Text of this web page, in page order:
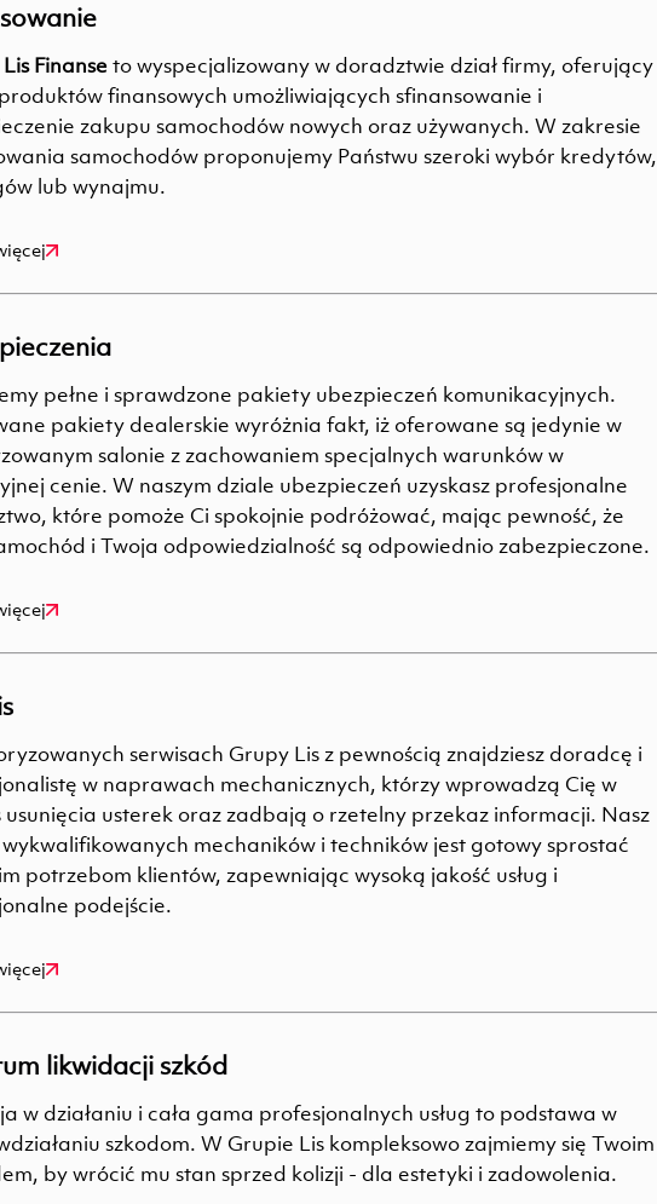
Finanseto wyspecjalizowany w doradztwie dział firmy, oferujący
finansowych umożliwiających sfinansowanie i
zakupu samochodów nowych oraz używanych. W zakresie
samochodów proponujemy Państwu szeroki wybór kredytów,
lub wynajmu.
pełne i sprawdzone pakiety ubezpieczeń komunikacyjnych.
pakiety dealerskie wyróżnia fakt, iż oferowane są jedynie w
salonie z zachowaniem specjalnych warunków w
cenie. W naszym dziale ubezpieczeń uzyskasz profesjonalne
które pomoże Ci spokojnie podróżować, mając pewność, że
i Twoja odpowiedzialność są odpowiednio zabezpieczone.
serwisach Grupy Lis z pewnością znajdziesz doradcę i
w naprawach mechanicznych, którzy wprowadzą Cię w
usunięcia usterek oraz zadbają o rzetelny przekaz informacji. Nasz
wykwalifikowanych mechaników i techników jest gotowy sprostać
potrzebom klientów, zapewniając wysoką jakość usług i
podejście.
likwidacji szkód
w działaniu i cała gama profesjonalnych usług to podstawa w
szkodom. W Grupie Lis kompleksowo zajmiemy się Twoim
by wrócić mu stan sprzed kolizji - dla estetyki i zadowolenia.